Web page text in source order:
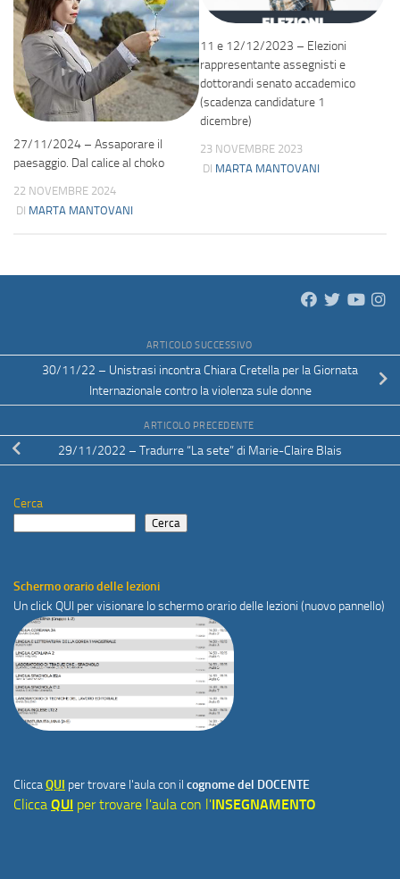
27/11/2024 – Assaporare il
paesaggio. Dal calice al choko
22 NOVEMBRE 2024
DI MARTA MANTOVANI
11 e 12/12/2023 – Elezioni
rappresentante assegnisti e
dottorandi senato accademico
(scadenza candidature 1
dicembre)
23 NOVEMBRE 2023
DI MARTA MANTOVANI
ARTICOLO SUCCESSIVO
30/11/22 – Unistrasi incontra Chiara Cretella per la Giornata
Internazionale contro la violenza sule donne
ARTICOLO PRECEDENTE
29/11/2022 – Tradurre “La sete” di Marie-Claire Blais
Cerca
Cerca
Schermo orario delle lezioni
Un click QUI per visionare lo schermo orario delle lezioni (nuovo pannello)
CliccaQUI per trovare l'aula con il cognome del DOCENTE
Clicca QUI per trovare l'aula con l'INSEGNAMENTO